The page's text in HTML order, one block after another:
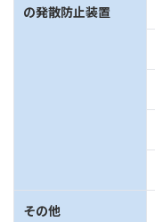
の発散防止装置
その他